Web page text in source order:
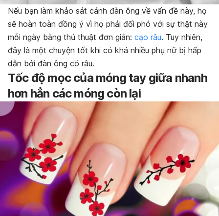
Nếu bạn làm khảo sát cánh đàn ông về vấn đề này, họ
sẽ hoàn toàn đồng ý vì họ phải đối phó với sự thật này
mỗi ngày bằng thủ thuật đơn giản: cạo râu. Tuy nhiên,
đây là một chuyện tốt khi có khá nhiều phụ nữ bị hấp
dẫn bởi đàn ông có râu.
Tốc độ mọc của móng tay giữa nhanh
hơn hẳn các móng còn lại